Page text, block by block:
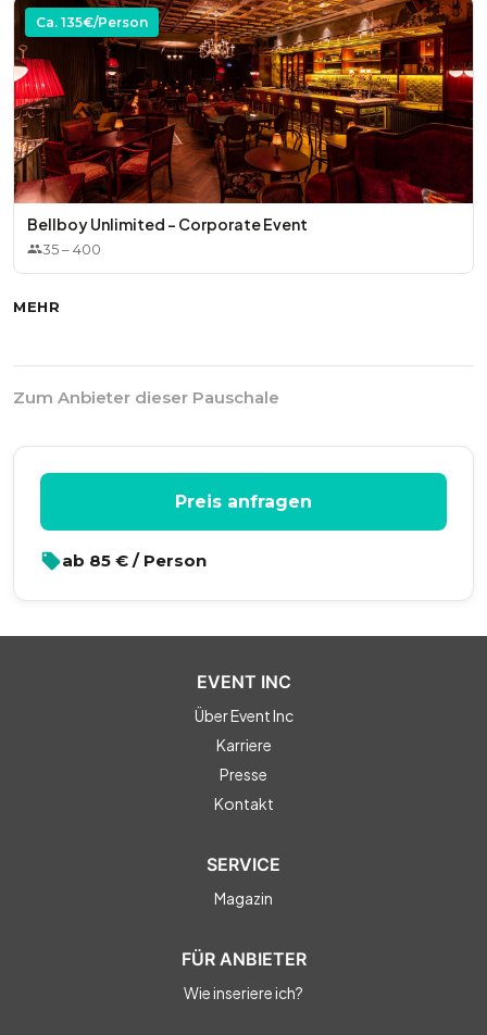
Ca. 135€/Person
Bellboy Unlimited - Corporate Event
35–400
MEHR
Zum Anbieter dieser Pauschale
Preis anfragen
ab 85 € / Person
EVENT INC
Über Event Inc
Karriere
Presse
Kontakt
SERVICE
Magazin
FÜR ANBIETER
Wie inseriere ich?